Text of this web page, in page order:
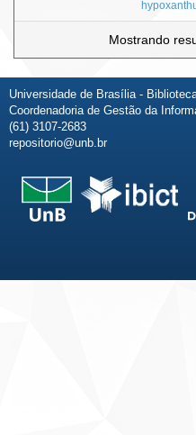
Mostrando
Universidade de Brasília -
Coordenadoria de Gestão da
(61) 3107-2683
repositorio@unb.br